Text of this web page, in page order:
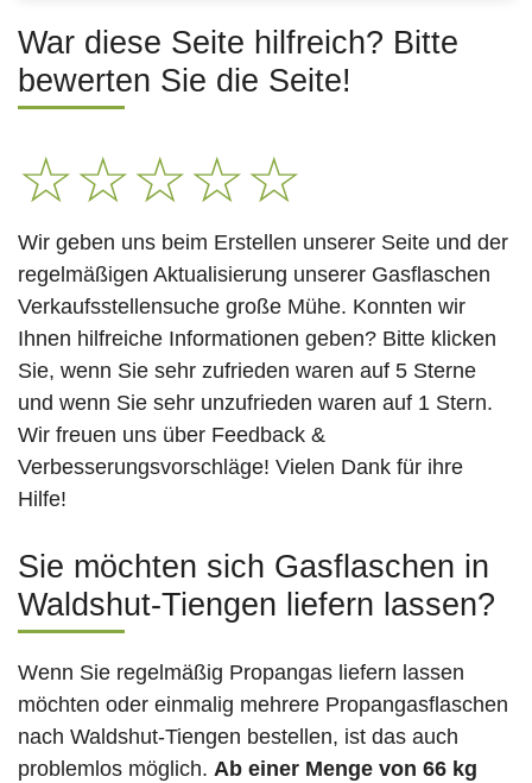
War diese Seite hilfreich? Bitte
bewerten Sie die Seite!
☆☆☆☆☆
Wir geben uns beim Erstellen unserer Seite und der
regelmäßigen Aktualisierung unserer Gasflaschen
Verkaufsstellensuche große Mühe. Konnten wir
Ihnen hilfreiche Informationen geben? Bitte klicken
Sie, wenn Sie sehr zufrieden waren auf 5 Sterne
und wenn Sie sehr unzufrieden waren auf 1 Stern.
Wir freuen uns über Feedback &
Verbesserungsvorschläge! Vielen Dank für ihre
Hilfe!
Sie möchten sich Gasflaschen in
Waldshut-Tiengen liefern lassen?
Wenn Sie regelmäßig Propangas liefern lassen
möchten oder einmalig mehrere Propangasflaschen
nach Waldshut-Tiengen bestellen, ist das auch
problemlos möglich. Ab einer Menge von 66 kg